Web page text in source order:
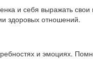
и себя выражать свои
здоровых отношений.
и эмоциях.